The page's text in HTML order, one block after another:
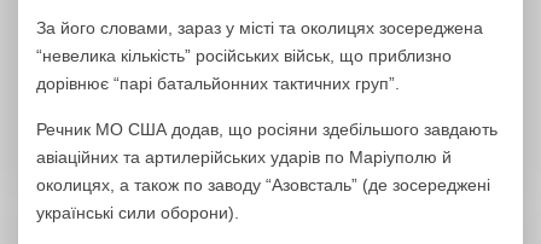
За його словами, зараз у місті та околицях зосереджена
“невелика кількість” російських військ, що приблизно
дорівнює “парі батальйонних тактичних груп”.
Речник МО США додав, що росіяни здебільшого завдають
авіаційних та артилерійських ударів по Маріуполю й
околицях, а також по заводу “Азовсталь” (де зосереджені
українські сили оборони).